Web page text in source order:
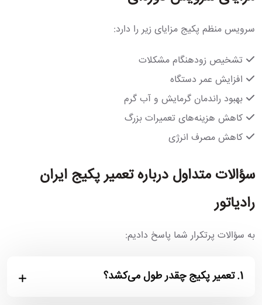
سرویس منظم پکیج مزایای زیر را دارد:
تشخیص زودهنگام مشکلات
افزایش عمر دستگاه
بهبود راندمان گرمایش و آب گرم
کاهش هزینه‌های تعمیرات بزرگ
کاهش مصرف انرژی
سؤالات متداول درباره تعمیر پکیج ایران
رادیاتور
به سؤالات پرتکرار شما پاسخ دادیم:
1. تعمیر پکیج چقدر طول می‌کشد؟